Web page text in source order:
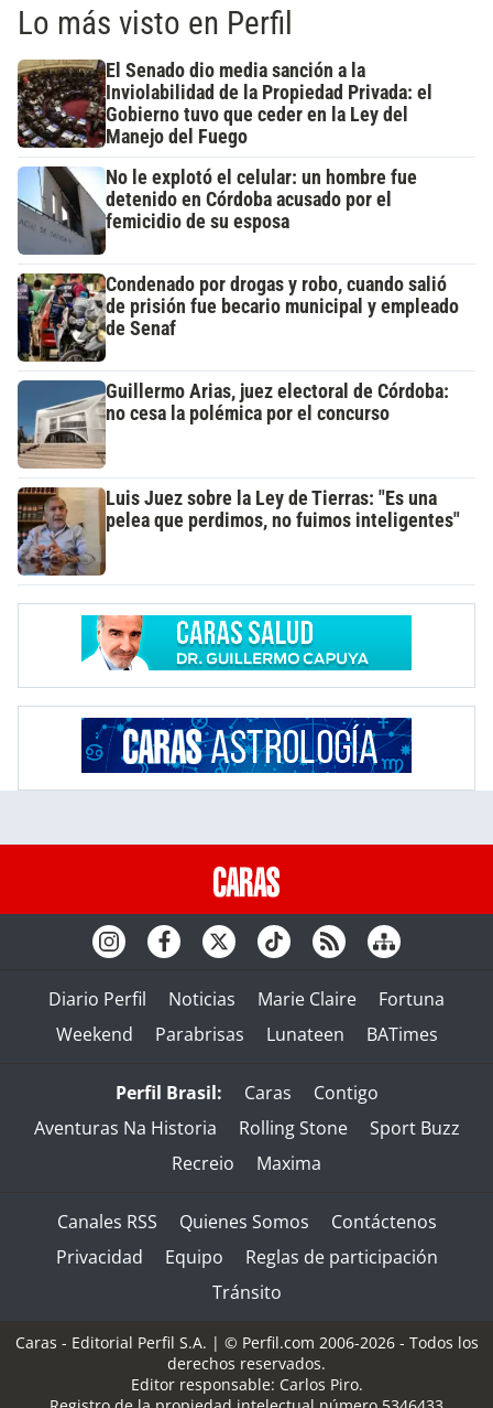
Lo más visto en Perfil
El Senado dio media sanción a la
Inviolabilidad de la Propiedad Privada: el
Gobierno tuvo que ceder en la Ley del
Manejo del Fuego
No le explotó el celular: un hombre fue
detenido en Córdoba acusado por el
femicidio de su esposa
Condenado por drogas y robo, cuando salió
de prisión fue becario municipal y empleado
de Senaf
Guillermo Arias, juez electoral de Córdoba:
no cesa la polémica por el concurso
Luis Juez sobre la Ley de Tierras: "Es una
pelea que perdimos, no fuimos inteligentes"
Diario Perfil Noticias Marie Claire
Fortuna
Weekend
Parabrisas Lunateen BATimes
Perfil Brasil: Caras
Contigo
Aventuras Na Historia
Rolling Stone
Sport Buzz
Recreio
Maxima
Canales RSS Quienes Somos
Contáctenos
Privacidad
Equipo
Reglas de participación
Tránsito
Caras - Editorial Perfil S.A. | © Perfil.com 2006-2026 - Todos los
derechos reservados.
Editor responsable: Carlos Piro.